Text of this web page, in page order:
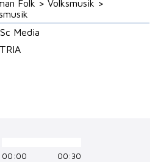
Folk > Volksmusik >
Media
00:00 00:30